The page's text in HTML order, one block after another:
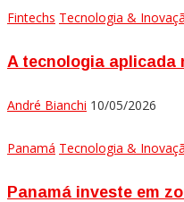
Fintechs Tecnologia &
A tecnologia aplicada
André Bianchi 10/05/2026
Panamá Tecnologia &
Panamá investe em